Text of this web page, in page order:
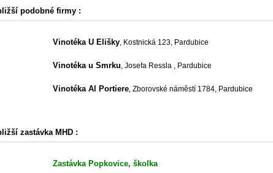
podobné firmy :
Vinotéka U Elišky, Kostnická 123, Pardubice
Vinotéka u Smrku , Josefa Ressla , Pardubice
Vinotéka Al Portiere, Zborovské náměstí 1784, Pardubice
zastávka MHD :
Zastávka Popkovice, školka